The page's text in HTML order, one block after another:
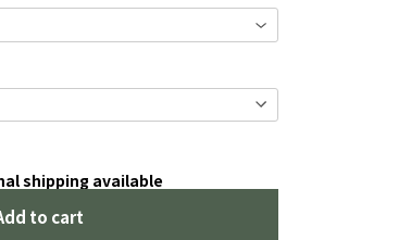
shipping available
to cart